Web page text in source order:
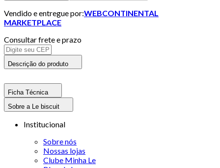
Vendido e entregue por:WEBCONTINENTAL
MARKETPLACE
Consultar frete e prazo
Descrição do produto
Ficha Técnica
Sobre a Le biscuit
Institucional
Sobre nós
Nossas lojas
Clube Minha Le